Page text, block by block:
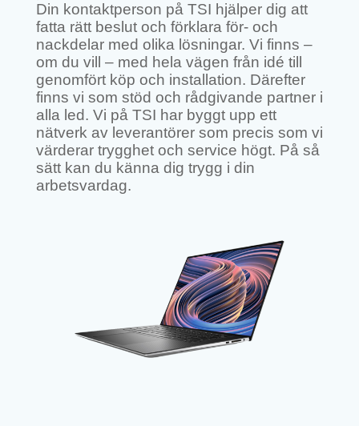
Din kontaktperson på TSI hjälper dig att
fatta rätt beslut och förklara för- och
nackdelar med olika lösningar. Vi finns –
om du vill – med hela vägen från idé till
genomfört köp och installation. Därefter
finns vi som stöd och rådgivande partner i
alla led. Vi på TSI har byggt upp ett
nätverk av leverantörer som precis som vi
värderar trygghet och service högt. På så
sätt kan du känna dig trygg i din
arbetsvardag.